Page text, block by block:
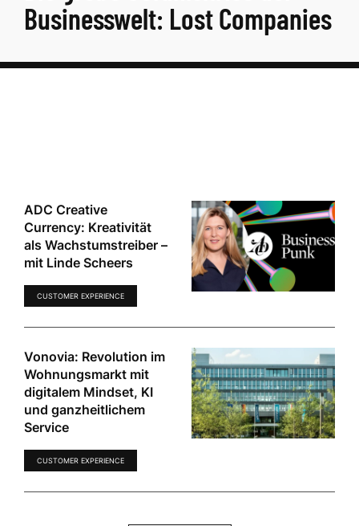
Businesswelt: Lost Companies
ADC Creative
Currency: Kreativität
als Wachstumstreiber –
mit Linde Scheers
CUSTOMER EXPERIENCE
Vonovia: Revolution im
Wohnungsmarkt mit
digitalem Mindset, KI
und ganzheitlichem
Service
CUSTOMER EXPERIENCE